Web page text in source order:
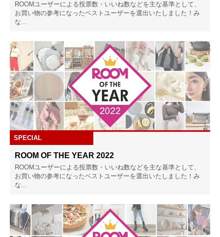
ROOMユーザーによる投票数・いいね数などを主な基準として、
お買い物の参考になったベストユーザーを選出いたしました！み
な...
SPECIAL
ROOM OF THE YEAR 2022
ROOMユーザーによる投票数・いいね数などを主な基準として、
お買い物の参考になったベストユーザーを選出いたしました！み
な...